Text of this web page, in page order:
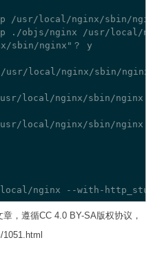
cp /usr/local/nginx/sbin/
cp ./objs/nginx /usr/local/
sbin/nginx"？ y
件"/usr/local/nginx/sbin/
/usr/local/nginx/sbin/nginx
usr/local/nginx/sbin/nginx
，遵循CC 4.0 BY-SA版权协议，
1051.html